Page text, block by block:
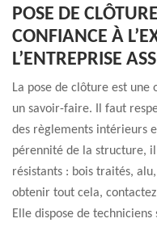
POSE DE
CONFIANCE À
L’ENTREPRISE
La pose de clôture est
un savoir-faire. Il faut
des règlements intérieurs
pérennité de la structure,
résistants : bois traités,
obtenir tout cela, contactez
Elle dispose de